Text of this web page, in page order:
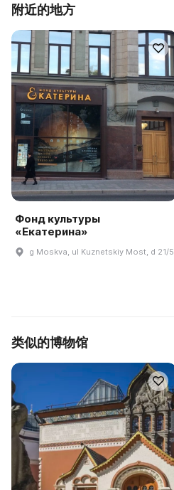
附近的地方
Фонд культуры
«Екатерина»
g Moskva, ul Kuznetskiy Most, d 21/5
类似的博物馆